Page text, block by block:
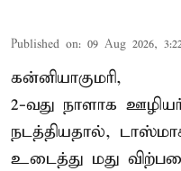
Published on: 09 Aug 2026,
கன்னியாகுமரி,
2-வது நாளாக
நடத்தியதால்,
உடைத்து மது